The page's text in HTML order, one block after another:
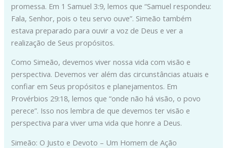
promessa. Em 1 Samuel 3:9, lemos que “Samuel respondeu:
Fala, Senhor, pois o teu servo ouve”. Simeão também
estava preparado para ouvir a voz de Deus e ver a
realização de Seus propósitos.
Como Simeão, devemos viver nossa vida com visão e
perspectiva. Devemos ver além das circunstâncias atuais e
confiar em Seus propósitos e planejamentos. Em
Provérbios 29:18, lemos que “onde não há visão, o povo
perece”. Isso nos lembra de que devemos ter visão e
perspectiva para viver uma vida que honre a Deus.
Simeão: O Justo e Devoto – Um Homem de Ação